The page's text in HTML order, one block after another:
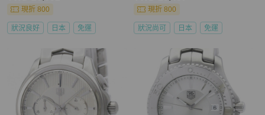
現折 800
狀況良好 日本 免運
現折 800
狀況尚可 日本 免運